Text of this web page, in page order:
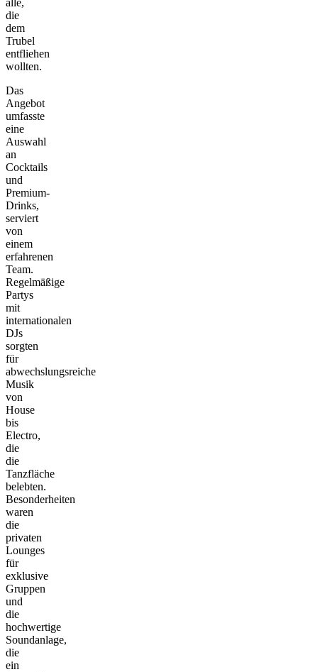
alle,
die
dem
Trubel
entfliehen
wollten.
Das
Angebot
umfasste
eine
Auswahl
an
Cocktails
und
Premium-
Drinks,
serviert
von
einem
erfahrenen
Team.
Regelmäßige
Partys
mit
internationalen
DJs
sorgten
für
abwechslungsreiche
Musik
von
House
bis
Electro,
die
die
Tanzfläche
belebten.
Besonderheiten
waren
die
privaten
Lounges
für
exklusive
Gruppen
und
die
hochwertige
Soundanlage,
die
ein